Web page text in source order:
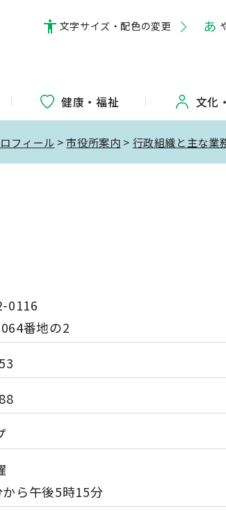
文字サイズ・配色の変更
健康・福祉 文化・
フィール >市役所案内 > 行政組織と主な業
0116
番地の2
ら午後5時15分